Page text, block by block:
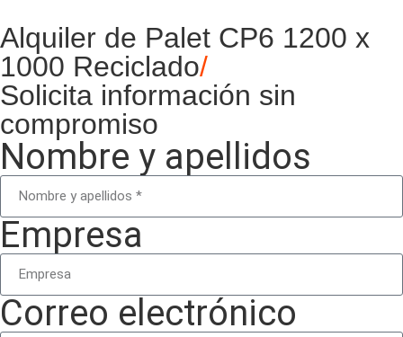
Alquiler de Palet CP6 1200 x
1000 Reciclado/
Solicita información sin
compromiso
Nombre y apellidos
Empresa
Correo electrónico